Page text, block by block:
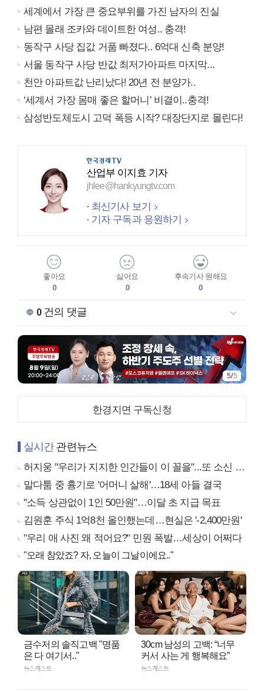
세계에서 가장 큰 중요부위를 가진 남자의 진실
남편 몰래 조카와 데이트한 여성.. 충격!
동작구 사당 집값 거품 빠졌다.. 6억대 신축 분양!
서울 동작구 사당 반값 최저가아파트 마지막...
천안 아파트값 난리났다! 20년 전 분양가..
‘세계서 가장 몸매 좋은 할머니’ 비결이..충격!
삼성반도체도시 고덕 폭등 시작? 대장단지로 몰린다!
산업부 이지효 기자
jhlee@hankyungtv.com
최신기사 보기
기자 구독과 응원하기
좋아요
0
싫어요
0
후속기사 원해요
0
0건의 댓글
5/5
한경지면 구독신청
실시간관련뉴스
허지웅 "우리가 지지한 인간들이 이 꼴을"...또 소신 발언
말다툼 중 흉기로 '어머니 살해'…18세 아들 결국
"소득 상관없이 1인 50만원"…이달 초 지급 목표
김원훈 주식 1억8천 올인했는데…현실은 '-2,400만원'
"우리 애 사진 왜 적어요?" 민원 폭발…세상이 어쩌다
"오래 참았죠? 자, 오늘이 그날이에요.."
금수저의 솔직고백 "명품
은 다 여기서.."
뉴스캐스트
30cm 남성의 고백: “너무
커서 사는 게 행복해요”
뉴스캐스트